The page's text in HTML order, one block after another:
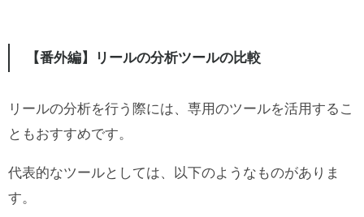
【番外編】リールの分析ツールの比較
リールの分析を行う際には、専用のツールを活用するこ
ともおすすめです。
代表的なツールとしては、以下のようなものがありま
す。